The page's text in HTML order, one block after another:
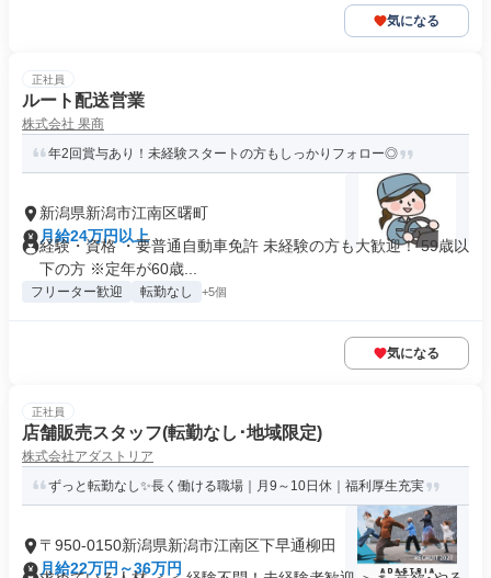
気になる
正社員
ルート配送営業
株式会社 果商
年2回賞与あり！未経験スタートの方もしっかりフォロー◎
新潟県新潟市江南区曙町
月給24万円以上
経験・資格 ・要普通自動車免許 未経験の方も大歓迎！ 59歳以
下の方 ※定年が60歳...
フリーター歓迎 転勤なし +5個
気になる
正社員
店舗販売スタッフ(転勤なし･地域限定)
株式会社アダストリア
ずっと転勤なし✨長く働ける職場｜月9～10日休｜福利厚生充実
〒950-0150新潟県新潟市江南区下早通柳田
月給22万円～36万円